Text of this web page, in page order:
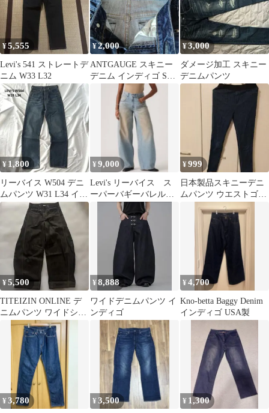
¥5,555
Levi's 541 ストレートデ
ニム W33 L32
¥2,000
ANTGAUGE スキニー
デニム インディゴ Sサ
イズ 日本製
¥3,000
ダメージ加工 スキニー
デニムパンツ
¥ 1,800
リーバイス W504 デニ
ムパンツ W31 L34 イン
ディゴ ジップフライ
¥9,000
Levi's リーバイス ス
ーパーバギーバレルラ
イトインディゴ
003nf0005
¥999
日本製品スキニーデニ
ムパンツ ウエストゴム
¥5,500
TITEIZIN ONLINE デ
ニムパンツ ワイドシル
エット
¥8,888
ワイドデニムパンツ イ
ンディゴ
¥4,700
Kno-betta Baggy Denim
インディゴ USA製
¥3,780 ¥3,500 ¥ 1,300